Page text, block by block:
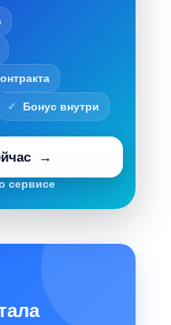
Бонус внутри
сервисе